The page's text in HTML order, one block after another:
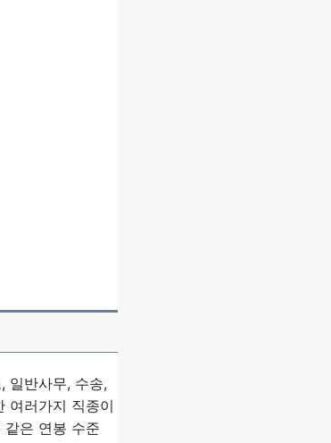
일반사무, 수송,
여러가지 직종이
은 연봉 수준